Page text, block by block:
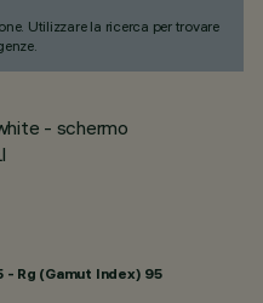
Utilizzare la ricerca per trovare
- schermo
Rg (Gamut Index) 95